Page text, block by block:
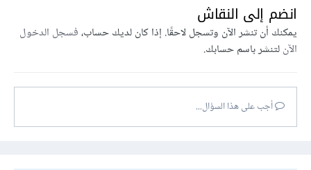
انضم إلى النقاش
يمكنك أن تنشر الآن وتسجل لاحقًا. إذا كان لديك حساب،فسجل الدخول
الآنلتنشر باسم حسابك.
أجب على هذا السؤال...